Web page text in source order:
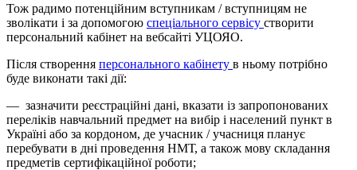
Тож радимо потенційним вступникам / вступницям не
зволікати і за допомогою спеціального сервісу створити
персональний кабінет на вебсайті УЦОЯО.
Після створення персонального кабінету в ньому потрібно
буде виконати такі дії:
— зазначити реєстраційні дані, вказати із запропонованих
переліків навчальний предмет на вибір і населений пункт в
Україні або за кордоном, де учасник / учасниця планує
перебувати в дні проведення НМТ, а також мову складання
предметів сертифікаційної роботи;